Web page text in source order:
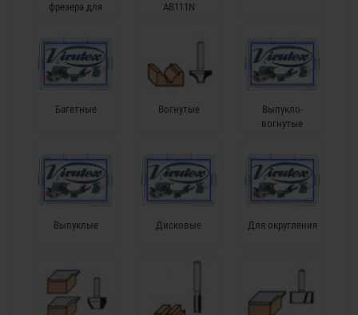
фрезера для
AB111N
Багетные Вогнутые
Выпукло-
вогнутые
Выпуклые Дисковые Для округления